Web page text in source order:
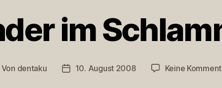
im
Von dentaku Veröffentlichungsdatum
10. August 2008 Keine